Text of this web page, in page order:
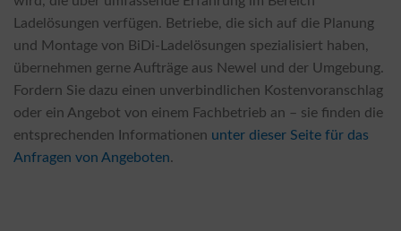
Ladelösungen verfügen. Betriebe, die sich auf die Planung
und Montage von BiDi-Ladelösungen spezialisiert haben,
übernehmen gerne Aufträge aus Newel und der Umgebung.
Fordern Sie dazu einen unverbindlichen Kostenvoranschlag
oder ein Angebot von einem Fachbetrieb an – sie finden die
entsprechenden Informationen unter dieser Seite für das
Anfragen von Angeboten.